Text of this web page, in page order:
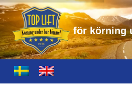
örning
Toplift.se – för körning under
HOPPA
TILL